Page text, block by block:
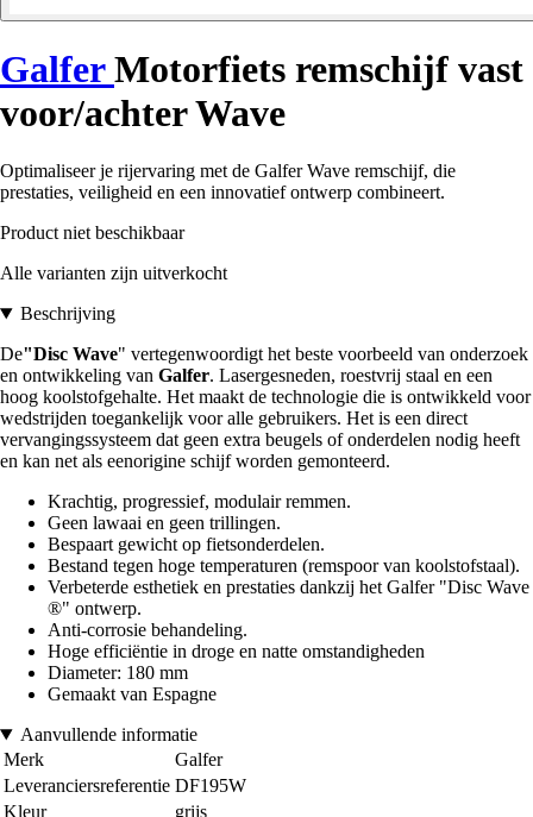
GalferMotorfiets remschijf vast
voor/achter Wave
Optimaliseer je rijervaring met de Galfer Wave remschijf, die
prestaties, veiligheid en een innovatief ontwerp combineert.
Product niet beschikbaar
Alle varianten zijn uitverkocht
Beschrijving
De"Disc Wave" vertegenwoordigt het beste voorbeeld van onderzoek
en ontwikkeling van Galfer. Lasergesneden, roestvrij staal en een
hoog koolstofgehalte. Het maakt de technologie die is ontwikkeld voor
wedstrijden toegankelijk voor alle gebruikers. Het is een direct
vervangingssysteem dat geen extra beugels of onderdelen nodig heeft
en kan net als eenorigine schijf worden gemonteerd.
Krachtig, progressief, modulair remmen.
Geen lawaai en geen trillingen.
Bespaart gewicht op fietsonderdelen.
Bestand tegen hoge temperaturen (remspoor van koolstofstaal).
Verbeterde esthetiek en prestaties dankzij het Galfer "Disc Wave
®" ontwerp.
Anti-corrosie behandeling.
Hoge efficiëntie in droge en natte omstandigheden
Diameter: 180 mm
Gemaakt van Espagne
Aanvullende informatie
Merk
Galfer
Leveranciersreferentie DF195W
Kleur
grijs